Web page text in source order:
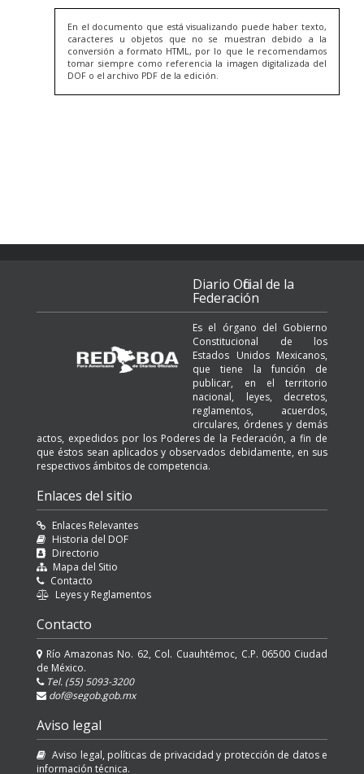
En el documento que está visualizando puede haber texto,
caracteres u objetos que no se muestran debido a la
conversión a formato HTML, por lo que le recomendamos
tomar siempre como referencia la imagen digitalizada del
DOF o el archivo PDF de la edición.
Diario Oficial de la
Federación
Es el órgano del Gobierno
Constitucional de los
Estados Unidos Mexicanos,
que tiene la función de
publicar, en el territorio
nacional, leyes, decretos,
reglamentos, acuerdos,
circulares, órdenes y demás
actos, expedidos por los Poderes de la Federación, a fin de
que éstos sean aplicados y observados debidamente, en sus
respectivos ámbitos de competencia.
Enlaces del sitio
Enlaces Relevantes
Historia del DOF
Directorio
Mapa del Sitio
Contacto
Leyes y Reglamentos
Contacto
Río Amazonas No. 62, Col. Cuauhtémoc, C.P. 06500 Ciudad
de México.
Tel. (55) 5093-3200
dof@segob.gob.mx
Aviso legal
Aviso legal, políticas de privacidad y protección de datos e
información técnica.